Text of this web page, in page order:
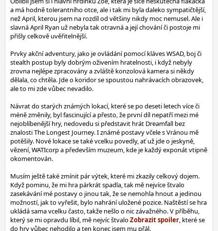
a má hodně tolerantního otce, ale i tak mi byla daleko sympatičtější,
než April, kterou jsem na rozdíl od většiny nikdy moc nemusel. Ale i
slavná April Ryan už nebyla tak otravná a její chování či postoje mi
přišly celkově uvěřitelnější.
Prvky akční adventury, jako je ovládání pomocí kláves WSAD, boj či
stealth postup byly dobrým oživením hratelnosti, i když nebyly
zrovna nejlépe zpracovány a zvláště konzolová kamera si někdy
dělala, co chtěla. Jde o koridor se spoustou nahrávacích obrazovek,
ale to mi zde vůbec nevadilo.
Návrat do starých známých lokací, které se po deseti letech více či
méně změnily, byl fascinující a přesto, že první díl nepatří mezi mé
nejoblíbenější hry, nedovedu si představit hrát Dreamfall bez
znalosti The Longest Journey. I známé postavy včele s Vránou mě
potěšily. Nové lokace se také vcelku povedly, ať už jde o jeskyně,
vězení, WATIcorp a především muzeum, kde je každý exponát vtipně
okomentován.
Musím ještě také zmínit pár výtek, které mi zkazily celkový dojem.
Když pominu, že mi hra párkrát spadla, tak mě nejvíce štvalo
zasekávání mé postavy o jinou tak, že se nemohla hnout a jedinou
možností, jak to vyřešit, bylo nahrání uložené pozice. Naštěstí se hra
ukládá sama vcelku často, takže nešlo o nic závažného. V příběhu,
který se mi opravdu líbil, mě nejvíc štvalo
, které se
do hry vůbec nehodilo a ten konec jsem mu přál.